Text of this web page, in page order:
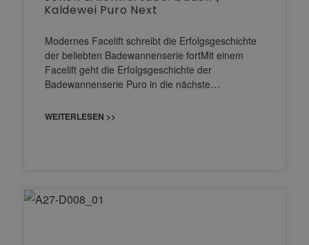
Kaldewei Puro Next
Modernes Facelift schreibt die Erfolgsgeschichte
der beliebten Badewannenserie fortMit einem
Facelift geht die Erfolgsgeschichte der
Badewannenserie Puro in die nächste…
WEITERLESEN >>